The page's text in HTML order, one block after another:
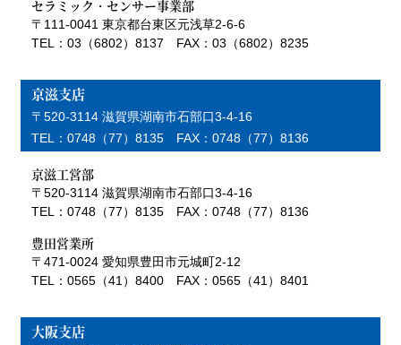
セラミック・センサー事業部
〒111-0041 東京都台東区元浅草2-6-6
TEL：03（6802）8137 FAX：03（6802）8235
京滋支店
〒520-3114 滋賀県湖南市石部口3-4-16
TEL：0748（77）8135 FAX：0748（77）8136
京滋工営部
〒520-3114 滋賀県湖南市石部口3-4-16
TEL：0748（77）8135 FAX：0748（77）8136
豊田営業所
〒471-0024 愛知県豊田市元城町2-12
TEL：0565（41）8400 FAX：0565（41）8401
大阪支店